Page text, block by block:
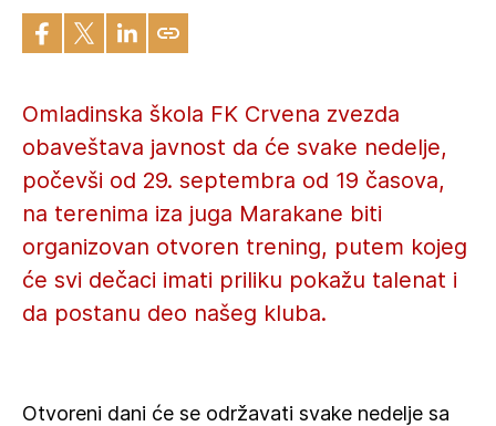
Omladinska škola FK Crvena zvezda
obaveštava javnost da će svake nedelje,
počevši od 29. septembra od 19 časova,
na terenima iza juga Marakane biti
organizovan otvoren trening, putem kojeg
će svi dečaci imati priliku pokažu talenat i
da postanu deo našeg kluba.
Otvoreni dani će se održavati svake nedelje sa